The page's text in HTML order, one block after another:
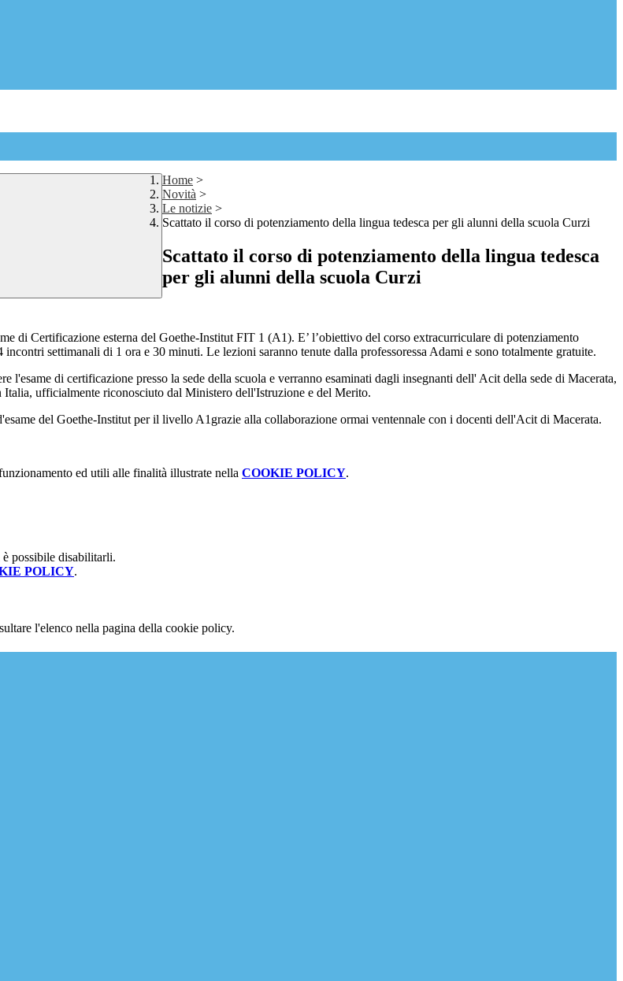
Home >
Novità >
Le notizie >
Scattato il corso di potenziamento della lingua tedesca per gli alunni della scuola Curzi
Scattato il corso di potenziamento della lingua tedesca
per gli alunni della scuola Curzi
di Certificazione esterna del Goethe-Institut FIT 1 (A1). E’ l’obiettivo del corso extracurriculare di potenziamento
settimanali di 1 ora e 30 minuti. Le lezioni saranno tenute dalla professoressa Adami e sono totalmente gratuite.
di certificazione presso la sede della scuola e verranno esaminati dagli insegnanti dell' Acit della sede di Macerata,
ufficialmente riconosciuto dal Ministero dell'Istruzione e del Merito.
del Goethe-Institut per il livello A1grazie alla collaborazione ormai ventennale con i docenti dell'Acit di Macerata.
ed utili alle finalità illustrate nella COOKIE POLICY.
possibile disabilitarli.
POLICY.
l'elenco nella pagina della cookie policy.